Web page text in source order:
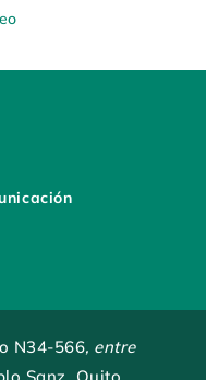
N34-566, entre